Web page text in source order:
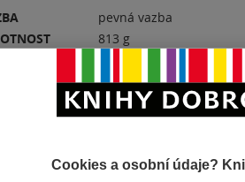
pevná vazba
813 g
Cookies a osobní údaje?